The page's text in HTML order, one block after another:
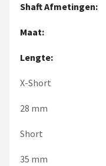
Shaft Afmetingen:
Maat:
Lengte:
X-Short
28 mm
Short
35 mm